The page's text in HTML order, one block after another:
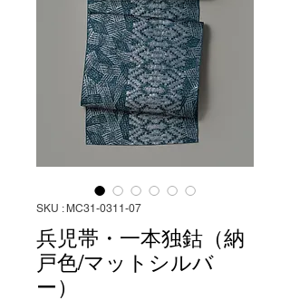
SKU : MC31-0311-07
兵児帯・一本独鈷（納
戸色/マットシルバ
ー）